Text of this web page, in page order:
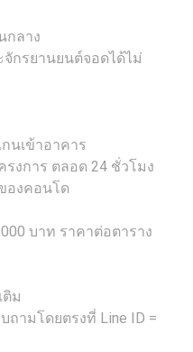
กลาง
กรยานยนต์จอดได้ไม่
นเข้าอาคาร
งการ ตลอด 24 ชั่วโมง
องคอนโด
บาท ราคาต่อตาราง
ม
ามโดยตรงที่ Line ID =